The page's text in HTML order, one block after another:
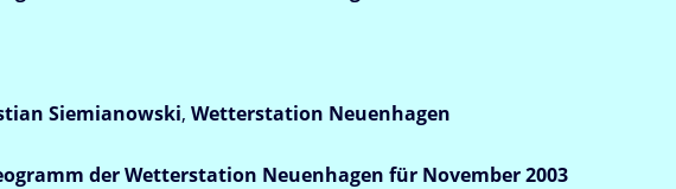
Siemianowski, Wetterstation Neuenhagen
der Wetterstation Neuenhagen für November 2003